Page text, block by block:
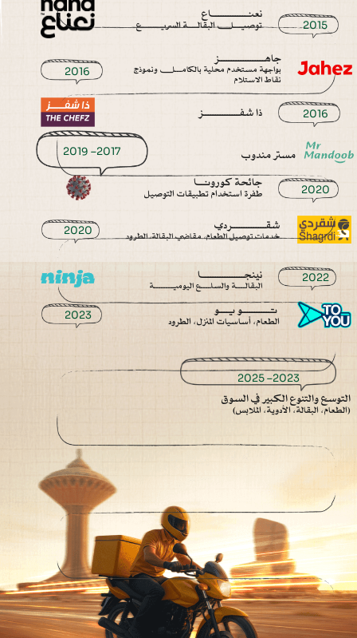
2015
نعنــــــــــــــاع
توصيــــل البقالــــة السريــــــــع
جاهـــــــــــــــــــز
بواجهة مستخدم محلية بالكامــــل ونموذج
نقاط الاستلام 2016
2016 ذا شفـــــــــــــــز
مستر مندوب 2017– 2019
2020 جائحة كورونــا
طفرة استخدام تطبيقات التوصيل
شقــــــــــــــردي
خدمات توصيل الطعام، مقاضي البقالة، الطرود 2020
2022 نينجـــــــــــــــــا
البقالــــة والسلــــع اليوميــــــــة
تــــــــــــو يــــو
الطعام، أساسيات المنزل، الطرود 2023
2023– 2025
التوسع والتنوع الكبير في السوق
(الطعام، البقالة، الأدوية، الملابس)